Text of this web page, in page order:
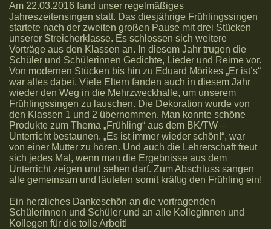
Am 22.03.2016 fand unser regelmäßiges
Jahreszeitensingen statt. Das diesjährige Frühlingssingen
startete nach der zweiten großen Pause mit drei Stücken
unserer Streicherklasse. Es schlossen sich weitere
Vorträge aus den Klassen an. In diesem Jahr trugen die
Schüler und Schülerinnen Gedichte, Lieder und Reime vor.
Von modernen Stücken bis hin zu Eduard Mörikes „Er ist’s“
war alles dabei. Viele Eltern fanden auch in diesem Jahr
wieder den Weg in die Mehrzweckhalle, um unserem
Frühlingssingen zu lauschen. Die Dekoration wurde von
den Klassen 1 und 2 übernommen. Man konnte schöne
Produkte zum Thema „Frühling“ aus dem BK/TW –
Unterricht bestaunen. „Es ist immer wieder schön!“, war
von einer Mutter zu hören. Und auch die Lehrerschaft freut
sich jedes Mal, wenn man die Ergebnisse aus dem
Unterricht zeigen und sehen darf. Zum Abschluss sangen
alle gemeinsam und läuteten somit kräftig den Frühling ein!
Ein herzliches Dankeschön an die vortragenden
Schülerinnen und Schüler und an alle Kolleginnen und
Kollegen für die tolle Arbeit!